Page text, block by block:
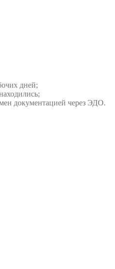
дней;
документацией через ЭДО.